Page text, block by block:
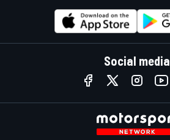
Social media